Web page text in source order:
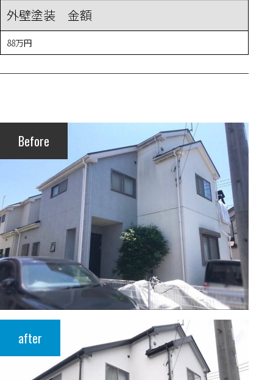
外壁塗装 金額
88万円
Before
after